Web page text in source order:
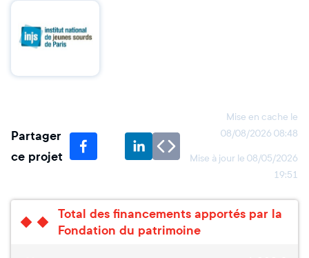
Partager
ce projet
Mise en cache le
08/08/2026 08:48
Mise à jour le 08/05/2026
19:51
Total des financements apportés par la
Fondation du patrimoine